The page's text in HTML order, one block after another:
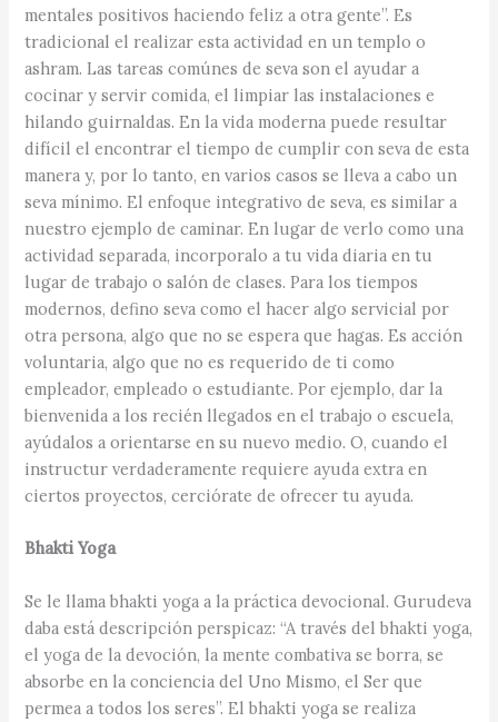
mentales positivos haciendo feliz a otra gente”. Es
tradicional el realizar esta actividad en un templo o
ashram. Las tareas comúnes de seva son el ayudar a
cocinar y servir comida, el limpiar las instalaciones e
hilando guirnaldas. En la vida moderna puede resultar
difícil el encontrar el tiempo de cumplir con seva de esta
manera y, por lo tanto, en varios casos se lleva a cabo un
seva mínimo. El enfoque integrativo de seva, es similar a
nuestro ejemplo de caminar. En lugar de verlo como una
actividad separada, incorporalo a tu vida diaria en tu
lugar de trabajo o salón de clases. Para los tiempos
modernos, defino seva como el hacer algo servicial por
otra persona, algo que no se espera que hagas. Es acción
voluntaria, algo que no es requerido de ti como
empleador, empleado o estudiante. Por ejemplo, dar la
bienvenida a los recién llegados en el trabajo o escuela,
ayúdalos a orientarse en su nuevo medio. O, cuando el
instructur verdaderamente requiere ayuda extra en
ciertos proyectos, cerciórate de ofrecer tu ayuda.
Bhakti Yoga
Se le llama bhakti yoga a la práctica devocional. Gurudeva
daba está descripción perspicaz: “A través del bhakti yoga,
el yoga de la devoción, la mente combativa se borra, se
absorbe en la conciencia del Uno Mismo, el Ser que
permea a todos los seres”. El bhakti yoga se realiza